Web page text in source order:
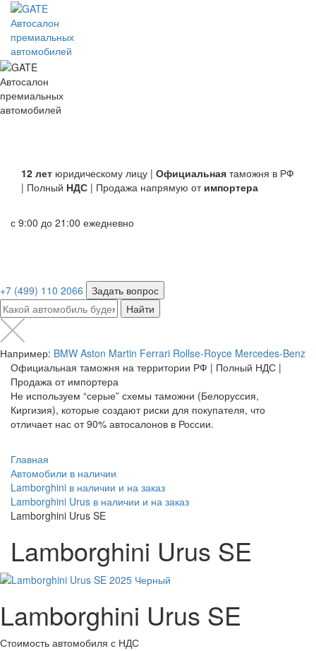
Автосалон
премиальных
автомобилей
Автосалон
премиальных
автомобилей
12 лет юридическому лицу | Официальная таможня в РФ
| Полный НДС | Продажа напрямую от импортера
с 9:00 до 21:00 ежедневно
+7 (499) 110 2066
Задать вопрос
Найти
Например: BMW Aston Martin Ferrari Rollse-Royce Mercedes-Benz
Официальная таможня на территории РФ | Полный НДС |
Продажа от импортера
Не используем “серые” схемы таможни (Белоруссия,
Киргизия), которые создают риски для покупателя, что
отличает нас от 90% автосалонов в России.
Главная
Автомобили в наличии
Lamborghini в наличии и на заказ
Lamborghini Urus в наличии и на заказ
Lamborghini Urus SE
Lamborghini Urus SE
Lamborghini Urus SE
Стоимость автомобиля с НДС